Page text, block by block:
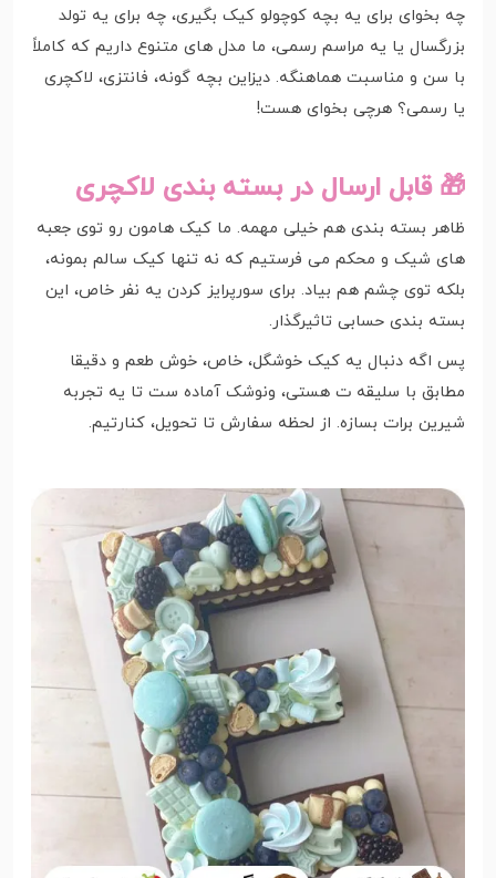
چه بخوای برای یه بچه کوچولو کیک بگیری، چه برای یه تولد
بزرگسال یا یه مراسم رسمی، ما مدل های متنوع داریم که کاملاً
با سن و مناسبت هماهنگه. دیزاین بچه گونه، فانتزی، لاکچری
یا رسمی؟ هرچی بخوای هست!
🎁 قابل ارسال در بسته بندی لاکچری
ظاهر بسته بندی هم خیلی مهمه. ما کیک هامون رو توی جعبه
های شیک و محکم می فرستیم که نه تنها کیک سالم بمونه،
بلکه توی چشم هم بیاد. برای سورپرایز کردن یه نفر خاص، این
بسته بندی حسابی تاثیرگذار.
پس اگه دنبال یه کیک خوشگل، خاص، خوش طعم و دقیقا
مطابق با سلیقه ت هستی، ونوشک آماده ست تا یه تجربه
شیرین برات بسازه. از لحظه سفارش تا تحویل، کنارتیم.